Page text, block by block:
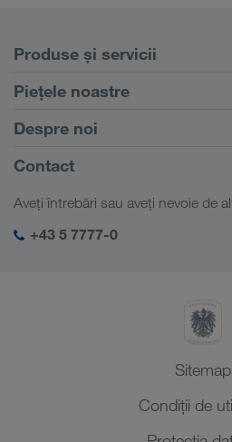
Produse și servicii
Transport rutier
Portalul pentru clienți CONNECT
Soluții digitale
Soluții în funcție de domeniul de
Piețele noastre
Europa
Caucaz
Asia Centrală
Orientul Mijlociu
Despre noi
Informații despre firma noastră
Responsabilitate socială
Management SHEQ
Contact
Aveți întrebări sau aveți nevoie de
+43 5 7777-0
Sitemap
Condiții de